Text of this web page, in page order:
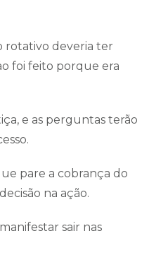
rotativo deveria ter
foi feito porque era
e as perguntas terão
pare a cobrança do
na ação.
sair nas